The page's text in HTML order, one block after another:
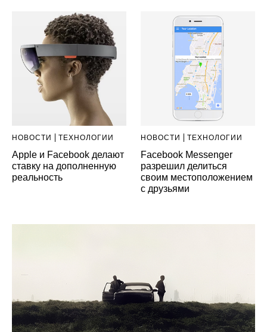
НОВОСТИ ТЕХНОЛОГИИ
Apple и Facebook делают
ставку на дополненную
реальность
НОВОСТИ ТЕХНОЛОГИИ
Facebook Messenger
разрешил делиться
своим местоположением
с друзьями